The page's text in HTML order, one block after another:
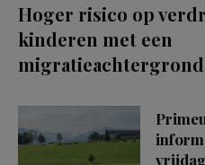
Hoger risico op
kinderen met een
migratieachtergrond